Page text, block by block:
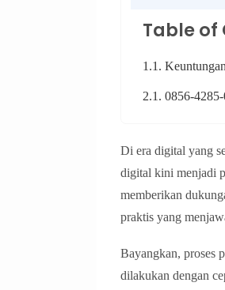
Table of
1.1.
2.1. 0856-
Di era digital yang
digital kini menjadi
memberikan
praktis yang
Bayangkan, proses
dilakukan dengan